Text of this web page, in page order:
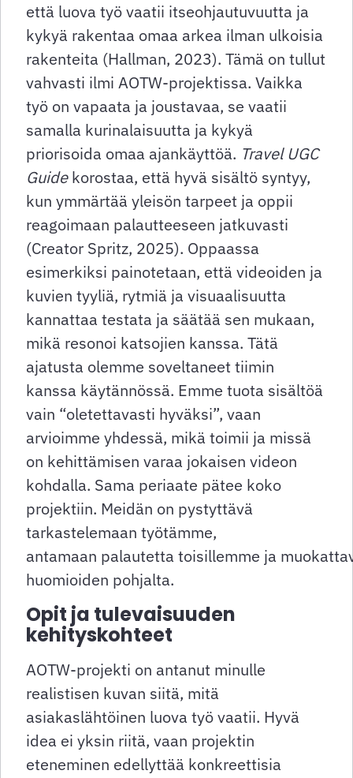
että luova työ vaatii itseohjautuvuutta ja
kykyä rakentaa omaa arkea ilman ulkoisia
rakenteita (Hallman, 2023). Tämä on tullut
vahvasti ilmi AOTW-projektissa. Vaikka
työ on vapaata ja joustavaa, se vaatii
samalla kurinalaisuutta ja kykyä
priorisoida omaa ajankäyttöä. Travel UGC
Guidekorostaa, että hyvä sisältö syntyy,
kun ymmärtää yleisön tarpeet ja oppii
reagoimaan palautteeseen jatkuvasti
(Creator Spritz, 2025). Oppaassa
esimerkiksi painotetaan, että videoiden ja
kuvien tyyliä, rytmiä ja visuaalisuutta
kannattaa testata ja säätää sen mukaan,
mikä resonoi katsojien kanssa. Tätä
ajatusta olemme soveltaneet tiimin
kanssa käytännössä. Emme tuota sisältöä
vain “oletettavasti hyväksi”, vaan
arvioimme yhdessä, mikä toimii ja missä
on kehittämisen varaa jokaisen videon
kohdalla. Sama periaate pätee koko
projektiin. Meidän on pystyttävä
tarkastelemaan työtämme,
antamaan palautetta toisillemme ja
huomioiden pohjalta.
Opit ja tulevaisuuden
kehityskohteet
AOTW-projekti on antanut minulle
realistisen kuvan siitä, mitä
asiakaslähtöinen luova työ vaatii. Hyvä
idea ei yksin riitä, vaan projektin
eteneminen edellyttää konkreettisia